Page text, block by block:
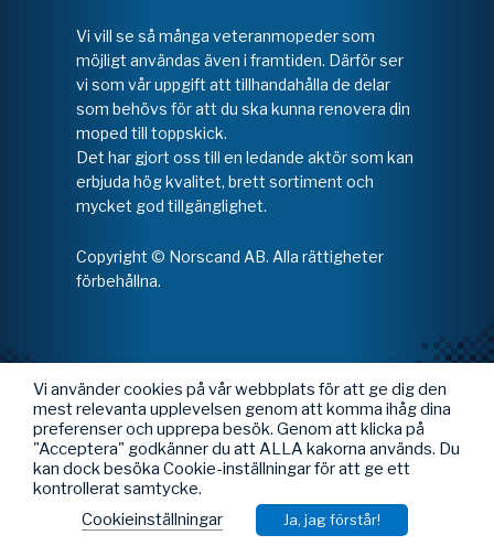
Vi vill se så många veteranmopeder som
möjligt användas även i framtiden. Därför ser
vi som vår uppgift att tillhandahålla de delar
som behövs för att du ska kunna renovera din
moped till toppskick.
Det har gjort oss till en ledande aktör som kan
erbjuda hög kvalitet, brett sortiment och
mycket god tillgänglighet.
Copyright © Norscand AB. Alla rättigheter
förbehållna.
Vi använder cookies på vår webbplats för att ge dig den
mest relevanta upplevelsen genom att komma ihåg dina
preferenser och upprepa besök. Genom att klicka på
"Acceptera" godkänner du att ALLA kakorna används. Du
kan dock besöka Cookie-inställningar för att ge ett
kontrollerat samtycke.
Cookieinställningar
Ja, jag förstår!